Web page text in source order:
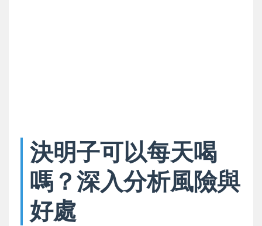
決明子可以每天喝
嗎？深入分析風險與
好處